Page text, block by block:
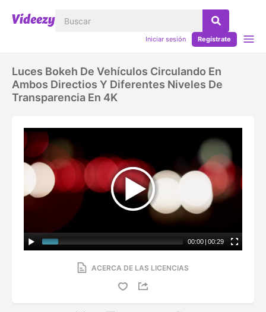
Iniciar sesión Regístrate
Luces Bokeh De Vehículos Circulando En
Ambos Directios Y Diferentes Niveles De
Transparencia En 4K
00:00 | 00:29
ACERCA DE LAS LICENCIAS